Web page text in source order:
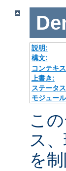
説明:
構文:
コンテキ
上書き:
ステータ
モジュー
こ
ス
を